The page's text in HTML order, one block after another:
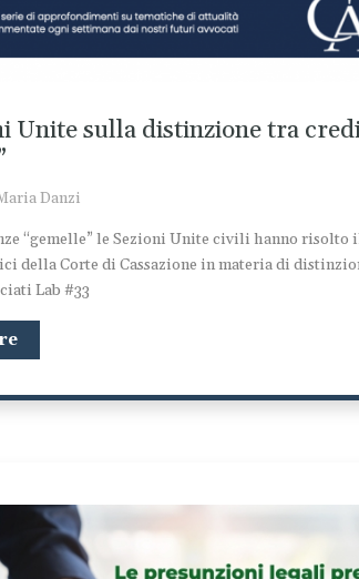
Unite sulla distinzione tra
Danzi
“gemelle” le Sezioni Unite civili hanno
della Corte di Cassazione in materia di
Lab #33